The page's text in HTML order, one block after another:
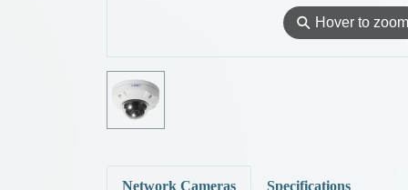
⚲ Hover to zoom
Network Cameras Specifications